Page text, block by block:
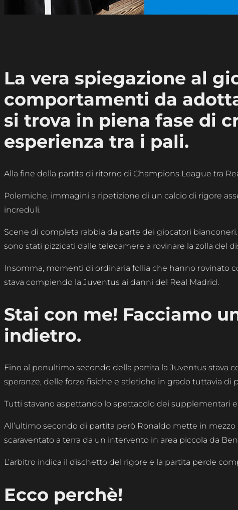
La vera spiegazione al
comportamenti da
si trova in piena fase di
esperienza tra i pali.
Alla fine della partita di ritorno di Champions League tra
Polemiche, immagini a ripetizione di un calcio di rigore
increduli.
Scene di completa rabbia da parte dei giocatori
sono stati pizzicati dalle telecamere a rovinare la zolla del
Insomma, momenti di ordinaria follia che hanno rovinato
stava compiendo la Juventus ai danni del Real Madrid.
Stai con me! Facciamo
indietro.
Fino al penultimo secondo della partita la Juventus stava
speranze, delle forze fisiche e atletiche in grado tuttavia di
Tutti stavano aspettando lo spettacolo dei supplementari
All’ultimo secondo di partita però Ronaldo mette in
scaraventato a terra da un intervento in area piccola da
L’arbitro indica il dischetto del rigore e la partita perde
Ecco perchè!